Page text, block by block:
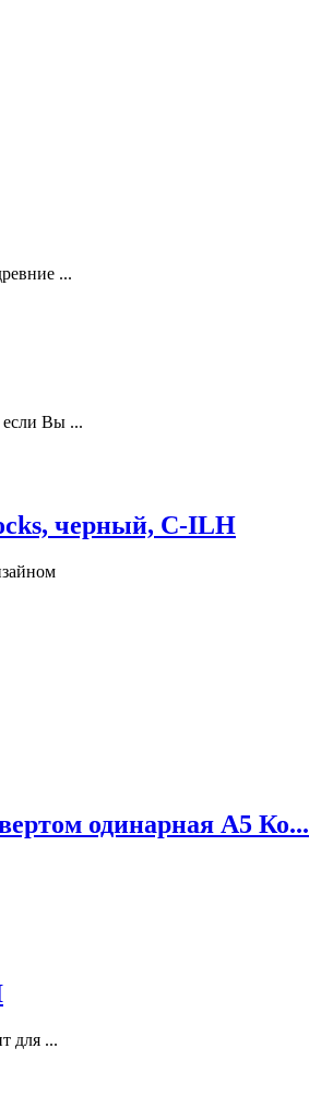
...
если Вы ...
черный, C-ILH
одинарная А5 Ко...
для ...